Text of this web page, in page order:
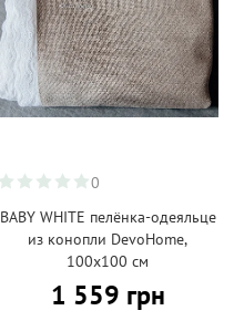
0
BABY WHITE пелёнка-одеяльце
из конопли DevoHome,
100х100 см
1 559 грн